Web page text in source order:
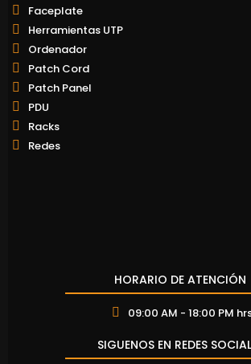
Faceplate
Herramientas UTP
Ordenador
Patch Cord
Patch Panel
PDU
Racks
Redes
HORARIO DE ATENCIÓN
09:00 AM - 18:00 PM
SIGUENOS EN REDES